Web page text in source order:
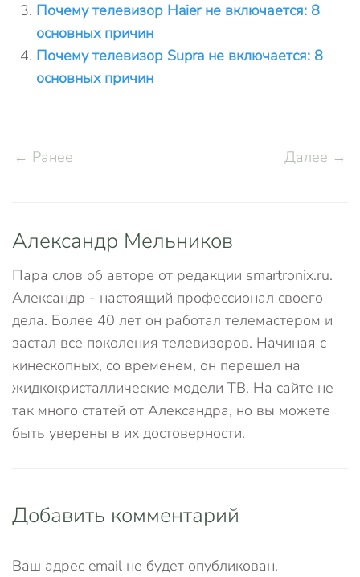
Почему телевизор Haier не включается: 8
основных причин
Почему телевизор Supra не включается: 8
основных причин
← Ранее Далее →
Александр Мельников
Пара слов об авторе от редакции smartronix.ru.
Александр - настоящий профессионал своего
дела. Более 40 лет он работал телемастером и
застал все поколения телевизоров. Начиная с
кинескопных, со временем, он перешел на
жидкокристаллические модели ТВ. На сайте не
так много статей от Александра, но вы можете
быть уверены в их достоверности.
Добавить комментарий
Ваш адрес email не будет опубликован.